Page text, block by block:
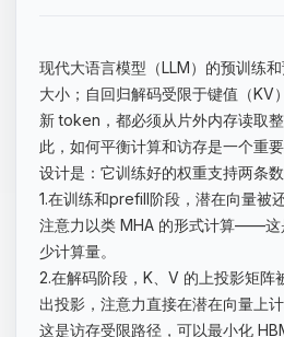
现代大语言模型（LLM）的预训练
大小；自回归解码受限于键值（KV
新 token，都必须从片外内存读取
此，如何平衡计算和访存是一个重
设计是：它训练好的权重支持两条
1.在训练和prefill阶段，潜在向量被
注意力以类 MHA 的形式计算——这
少计算量。
2.在解码阶段，K、V 的上投影矩
出投影，注意力直接在潜在向量
这是访存受限路径，可以最小化